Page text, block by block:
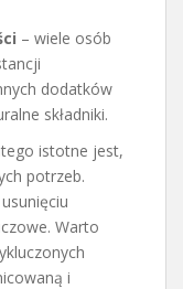
– wiele osób
dodatków
składniki.
istotne jest,
potrzeb.
Warto
i